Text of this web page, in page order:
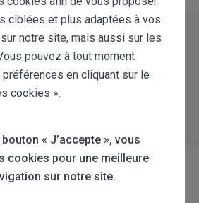
(ou mini-disjoncteur) sert à
et les appareils qui y sont
ou de court-circuit, il coupe
Reprise Des Énergies
ciblées et plus adaptées à vos
notre site, mais aussi sur les
pouvez à tout moment
en cliquant sur le
cookies ».
« J’accepte », vous
cookies pour une meilleure
sur notre site.